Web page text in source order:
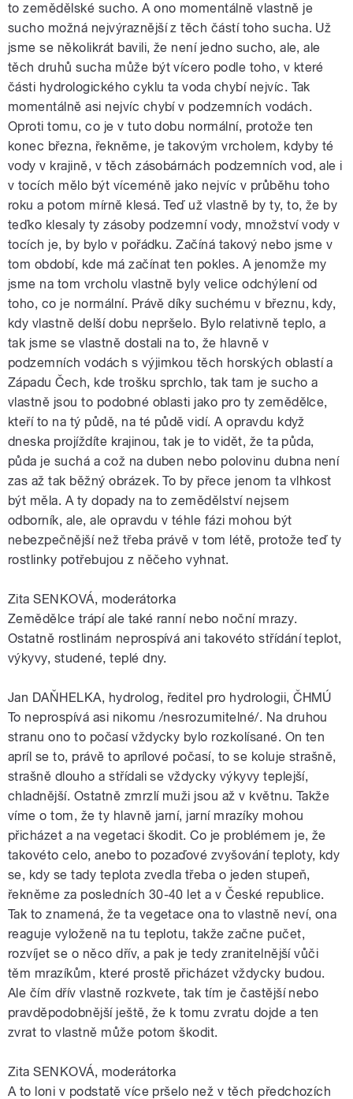
to zemědělské sucho. A ono momentálně vlastně je
sucho možná nejvýraznější z těch částí toho sucha. Už
jsme se několikrát bavili, že není jedno sucho, ale, ale
těch druhů sucha může být vícero podle toho, v které
části hydrologického cyklu ta voda chybí nejvíc. Tak
momentálně asi nejvíc chybí v podzemních vodách.
Oproti tomu, co je v tuto dobu normální, protože ten
konec března, řekněme, je takovým vrcholem, kdyby té
vody v krajině, v těch zásobárnách podzemních vod, ale i
v tocích mělo být víceméně jako nejvíc v průběhu toho
roku a potom mírně klesá. Teď už vlastně by ty, to, že by
teďko klesaly ty zásoby podzemní vody, množství vody v
tocích je, by bylo v pořádku. Začíná takový nebo jsme v
tom období, kde má začínat ten pokles. A jenomže my
jsme na tom vrcholu vlastně byly velice odchýlení od
toho, co je normální. Právě díky suchému v březnu, kdy,
kdy vlastně delší dobu nepršelo. Bylo relativně teplo, a
tak jsme se vlastně dostali na to, že hlavně v
podzemních vodách s výjimkou těch horských oblastí a
Západu Čech, kde trošku sprchlo, tak tam je sucho a
vlastně jsou to podobné oblasti jako pro ty zemědělce,
kteří to na tý půdě, na té půdě vidí. A opravdu když
dneska projíždíte krajinou, tak je to vidět, že ta půda,
půda je suchá a což na duben nebo polovinu dubna není
zas až tak běžný obrázek. To by přece jenom ta vlhkost
být měla. A ty dopady na to zemědělství nejsem
odborník, ale, ale opravdu v téhle fázi mohou být
nebezpečnější než třeba právě v tom létě, protože teď ty
rostlinky potřebujou z něčeho vyhnat.
Zita SENKOVÁ, moderátorka
Zemědělce trápí ale také ranní nebo noční mrazy.
Ostatně rostlinám neprospívá ani takovéto střídání teplot,
výkyvy, studené, teplé dny.
Jan DAŇHELKA, hydrolog, ředitel pro hydrologii, ČHMÚ
To neprospívá asi nikomu /nesrozumitelné/. Na druhou
stranu ono to počasí vždycky bylo rozkolísané. On ten
apríl se to, právě to aprílové počasí, to se koluje strašně,
strašně dlouho a střídali se vždycky výkyvy teplejší,
chladnější. Ostatně zmrzlí muži jsou až v květnu. Takže
víme o tom, že ty hlavně jarní, jarní mrazíky mohou
přicházet a na vegetaci škodit. Co je problémem je, že
takovéto celo, anebo to pozaďové zvyšování teploty, kdy
se, kdy se tady teplota zvedla třeba o jeden stupeň,
řekněme za posledních 30-40 let a v České republice.
Tak to znamená, že ta vegetace ona to vlastně neví, ona
reaguje vyloženě na tu teplotu, takže začne pučet,
rozvíjet se o něco dřív, a pak je tedy zranitelnější vůči
těm mrazíkům, které prostě přicházet vždycky budou.
Ale čím dřív vlastně rozkvete, tak tím je častější nebo
pravděpodobnější ještě, že k tomu zvratu dojde a ten
zvrat to vlastně může potom škodit.
Zita SENKOVÁ, moderátorka
A to loni v podstatě více pršelo než v těch předchozích